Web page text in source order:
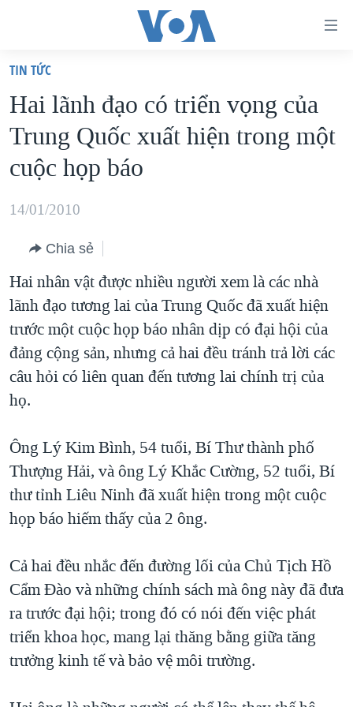
truy
cập
Tới
nội
chính
hướng
chính
Đi
tới
"Tìm"
VIỆT NAM
HOA KỲ
BIỂN ĐÔNG
THẾ GIỚI
DIỄN ĐÀN
MỤC
TỰ DO BÁO CHÍ
VẠCH TRẦN TIN GIẢ
NGƯỜI VIỆT HẢI NGOẠI
KHOA HỌC
SỨC KHOẺ
VĂN HOÁ
GIÁO DỤC
CHUYÊN ĐỀ
CHIẾN TRANH THƯƠNG MẠI CỦA MỸ: QUÁ KHỨ VÀ HIỆN
TẠI
HÀNH TRÌNH BẦU CỬ 2024
GIẢI MÃ VÀNH ĐAI & CON ĐƯỜNG
NGÀY TỊ NẠN THẾ GIỚI
TRỊNH VĨNH BÌNH - NGƯỜI HẠ 'BÊN THẮNG CUỘC'
GROUND ZERO – XƯA VÀ NAY
CHI PHÍ CHIẾN TRANH AFGHANISTAN
CÁC GIÁ TRỊ CỘNG HÒA Ở VIỆT NAM
THƯỢNG ĐỈNH TRUMP-KIM TẠI VIỆT NAM
TRỊNH VĨNH BÌNH VS. CHÍNH PHỦ VIỆT NAM
NGƯ DÂN VIỆT VÀ LÀN SÓNG TRỘM HẢI SÂM
BÊN KIA QUỐC LỘ: TIẾNG VỌNG TỪ NÔNG THÔN MỸ
HỌC TIẾNG ANH
VIDEO
NGHE
MẠNG XÃ HỘI
Ngôn ngữ khác
TIN TỨC
Hai lãnh đạo có triển vọng của
Trung Quốc xuất hiện trong một
cuộc họp báo
14/01/2010
Chia sẻ
Hai nhân vật được nhiều người xem là các nhà
lãnh đạo tương lai của Trung Quốc đã xuất hiện
trước một cuộc họp báo nhân dịp có đại hội của
đảng cộng sản, nhưng cả hai đều tránh trả lời các
câu hỏi có liên quan đến tương lai chính trị của
họ.
Ông Lý Kim Bình, 54 tuổi, Bí Thư thành phố
Thượng Hải, và ông Lý Khắc Cường, 52 tuổi, Bí
thư tỉnh Liêu Ninh đã xuất hiện trong một cuộc
họp báo hiếm thấy của 2 ông.
Cả hai đều nhắc đến đường lối của Chủ Tịch Hồ
Cẩm Đào và những chính sách mà ông này đã đưa
ra trước đại hội; trong đó có nói đến việc phát
triển khoa học, mang lại thăng bằng giữa tăng
trưởng kinh tế và bảo vệ môi trường.